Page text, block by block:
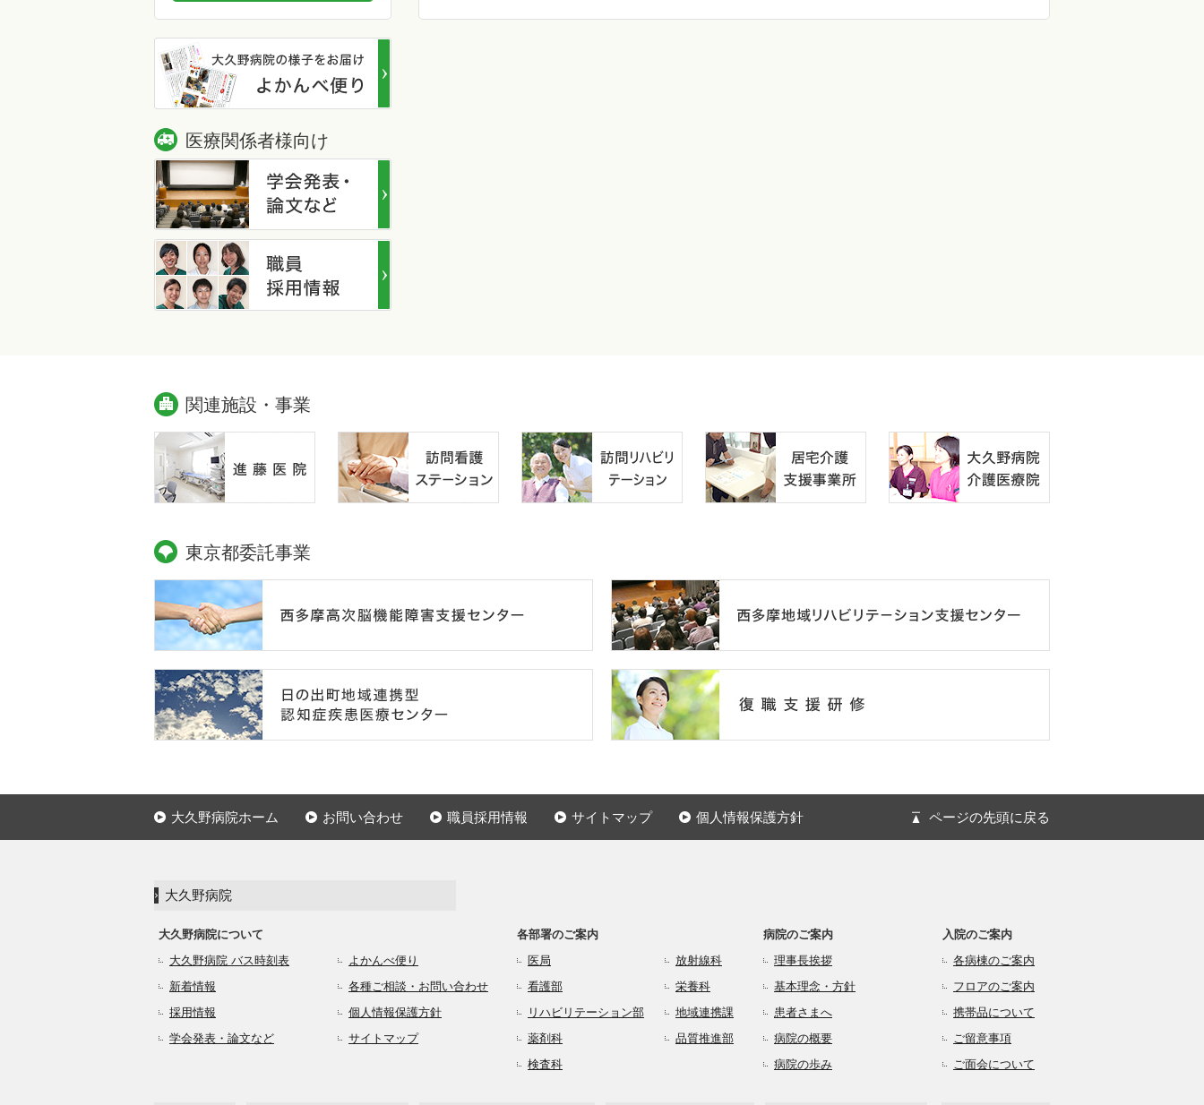
医療関係者様向け
関連施設・事業
東京都委託事業
大久野病院ホーム お問い合わせ 職員採用情報 サイトマップ 個人情報保護方針 ページの先頭に戻る
大久野病院
大久野病院について
大久野病院 バス時刻表
よかんべ便り
新着情報
各種ご相談・お問い合わせ
採用情報
個人情報保護方針
学会発表・論文など
サイトマップ
各部署のご案内
医局
放射線科
看護部
栄養科
リハビリテーション部
地域連携課
薬剤科
品質推進部
検査科
病院のご案内
理事長挨拶
基本理念・方針
患者さまへ
病院の概要
病院の歩み
入院のご案内
各病棟のご案内
フロアのご案内
携帯品について
ご留意事項
ご面会について